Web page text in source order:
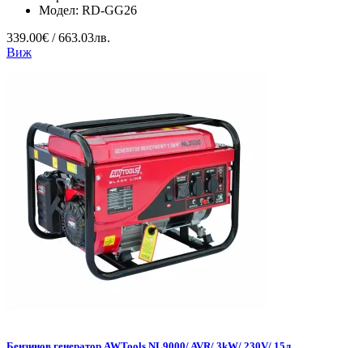
Модел: RD-GG26
339.00€ / 663.03лв.
Виж